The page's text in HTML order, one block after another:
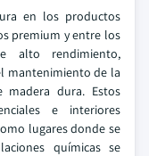
en los productos
premium y entre los
alto rendimiento,
mantenimiento de la
dura. Estos
e interiores
lugares donde se
químicas se